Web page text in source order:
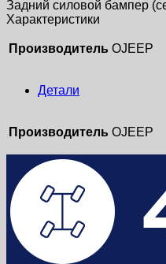
Задний силовой бампер
Характеристики
Производитель OJEEP
Детали
Производитель OJEEP